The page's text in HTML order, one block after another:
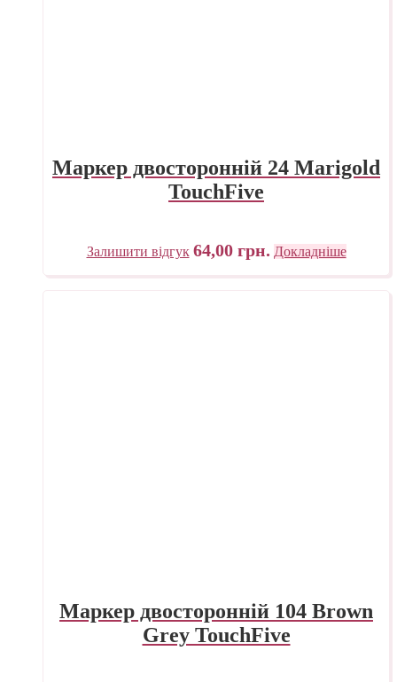
Маркер двосторонній 24 Marigold
TouchFive
Залишити відгук 64,00 грн. Докладніше
Маркер двосторонній 104 Brown
Grey TouchFive